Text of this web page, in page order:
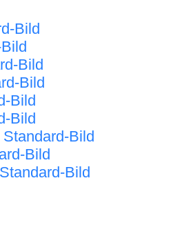
Bild
Bild
Bild
Bild
Bild
Bild
Bild
Bild